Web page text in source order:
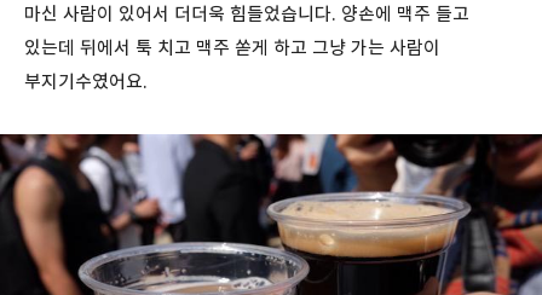
마신 사람이 있어서 더더욱 힘들었습니다. 양손에 맥주 들고
있는데 뒤에서 툭 치고 맥주 쏟게 하고 그냥 가는 사람이
부지기수였어요.